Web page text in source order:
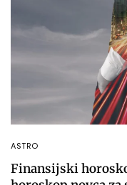
ASTRO
Finansijski